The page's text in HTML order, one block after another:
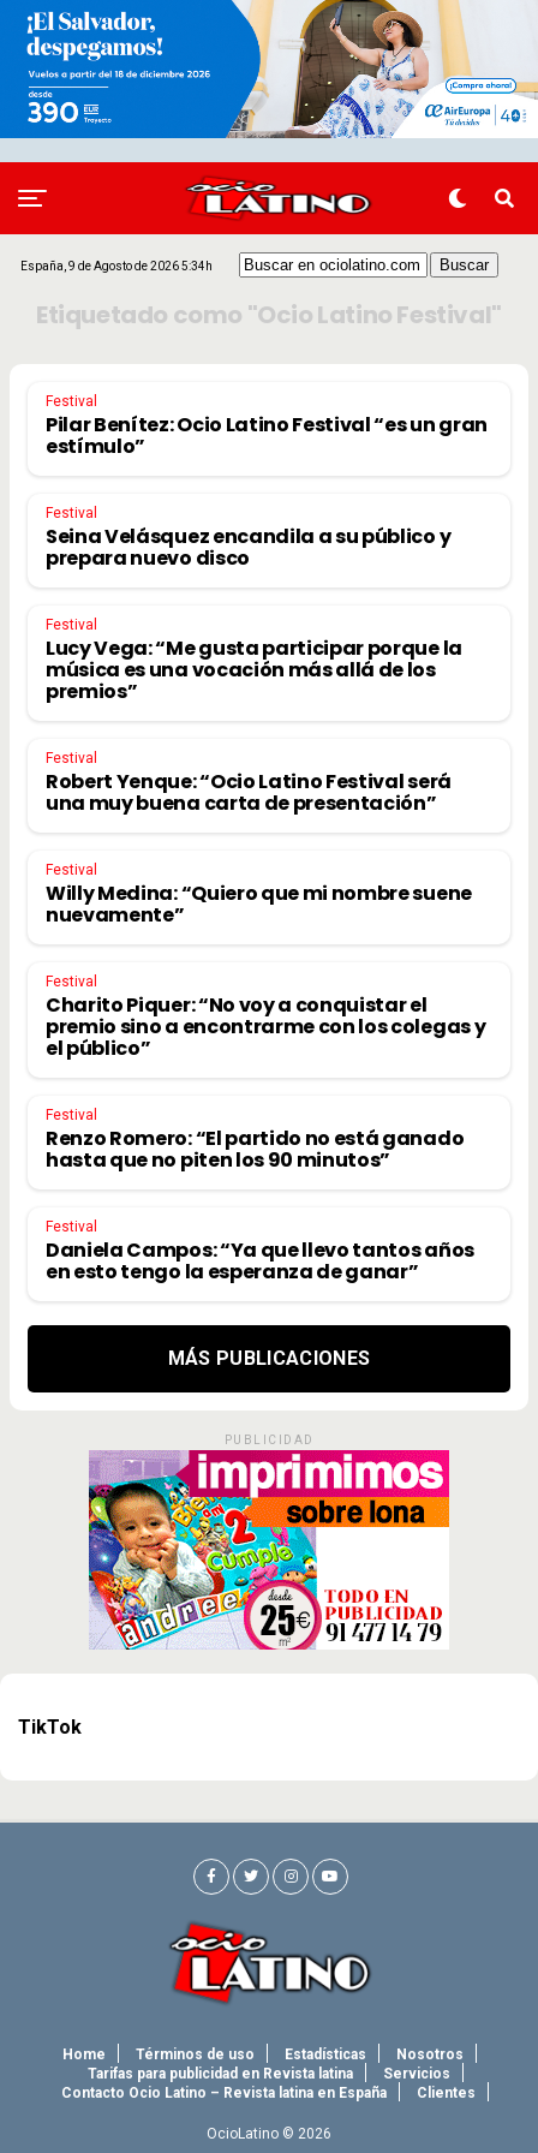
España, 9 de Agosto de 2026 5:34h
Etiquetado como "Ocio Latino Festival"
Festival
Pilar Benítez: Ocio Latino Festival “es un gran
estímulo”
Festival
Seina Velásquez encandila a su público y
prepara nuevo disco
Festival
Lucy Vega: “Me gusta participar porque la
música es una vocación más allá de los
premios”
Festival
Robert Yenque: “Ocio Latino Festival será
una muy buena carta de presentación”
Festival
Willy Medina: “Quiero que mi nombre suene
nuevamente”
Festival
Charito Piquer: “No voy a conquistar el
premio sino a encontrarme con los colegas y
el público”
Festival
Renzo Romero: “El partido no está ganado
hasta que no piten los 90 minutos”
Festival
Daniela Campos: “Ya que llevo tantos años
en esto tengo la esperanza de ganar”
MÁS PUBLICACIONES
PUBLICIDAD
TikTok
Home Términos de uso Estadísticas
Nosotros
Tarifas para publicidad en Revista latina
Servicios
Contacto Ocio Latino – Revista latina en España
Clientes
OcioLatino © 2026